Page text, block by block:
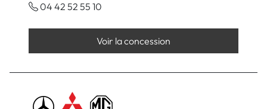
04 42 52 55 10
Voir la concession